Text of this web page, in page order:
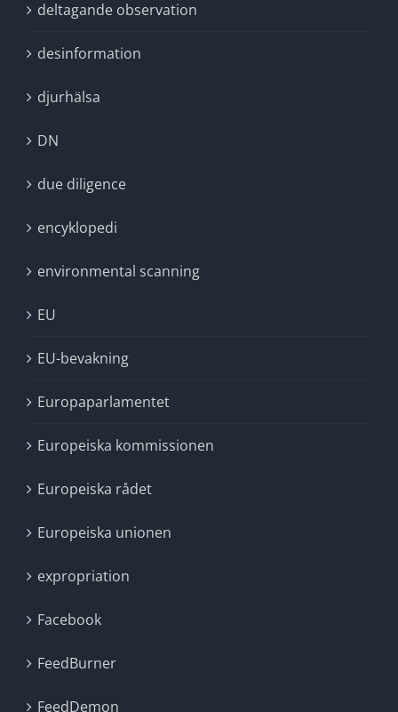
deltagande observation
desinformation
djurhälsa
DN
due diligence
encyklopedi
environmental scanning
EU
EU-bevakning
Europaparlamentet
Europeiska kommissionen
Europeiska rådet
Europeiska unionen
expropriation
Facebook
FeedBurner
FeedDemon